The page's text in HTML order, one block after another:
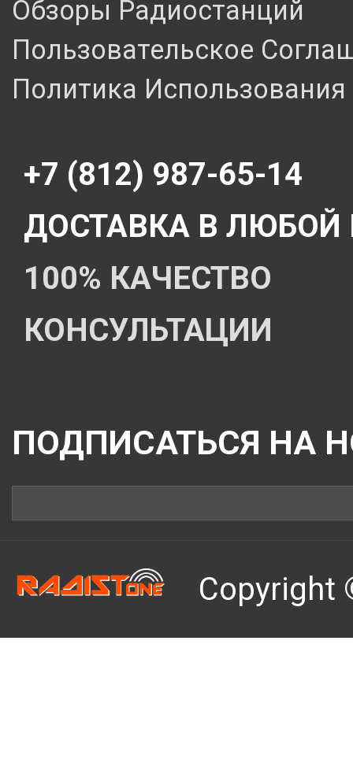
Обзоры Радиостанций
Пользовательское
Политика
+7 (812) 987-65-14
ДОСТАВКА В ЛЮБОЙ
100% КАЧЕСТВО
КОНСУЛЬТАЦИИ
ПОДПИСАТЬСЯ НА
Copyright